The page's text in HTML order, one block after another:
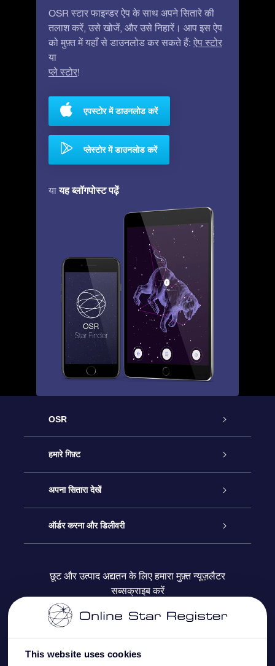
This website uses cookies
OSR स्टार फाइन्डर ऐप के साथ अपने सितारे की
तलाश करें, उसे खोजें, और उसे निहारें। आप इस ऐप
को मुफ़्त में यहाँ से डाउनलोड कर सकते हैं: ऐप स्टोर
या
प्ले स्टोर!
एपस्टोर में डाउनलोड करें
प्लेस्टोर में डाउनलोड करें
यायह ब्लॉगपोस्ट पढ़ें
OSR
ग्राहक सेवा
हमसे संपर्क करें
ब्लॉग
हमारे गिफ़्ट
ऑनलाइन स्टार गिफ़्ट
OSR गिफ़्ट पैक
OSR गिफ़्ट कार्ड
कॉर्पोरेट उपहार
अपना सितारा देखें
स्टार रजिस्टर
स्टार पेज को अपनी पसंद के मुताबिक तैयार करें
वन मिलियन स्टार्स
ऑर्डर करना और डिलीवरी
भुगतान जानकारी
शिपिंग जानकारी
छूट और उत्पाद अद्यतन के लिए हमारा मुफ़्त न्यूज़लैटर
सब्सक्राइब करें